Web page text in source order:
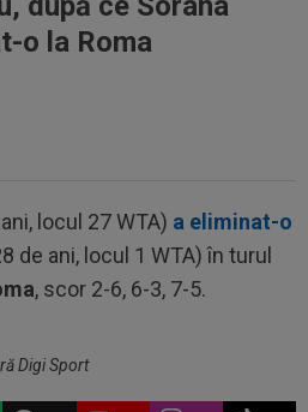
o la Roma
locul 27 WTA) a eliminat-o
de ani, locul 1 WTA) în turul
, scor 2-6, 6-3, 7-5.
Digi Sport